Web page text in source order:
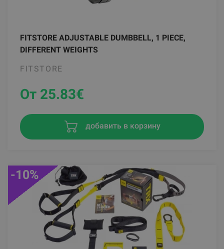
FITSTORE ADJUSTABLE DUMBBELL, 1 PIECE,
DIFFERENT WEIGHTS
FITSTORE
От 25.83€
добавить в корзину
-10%